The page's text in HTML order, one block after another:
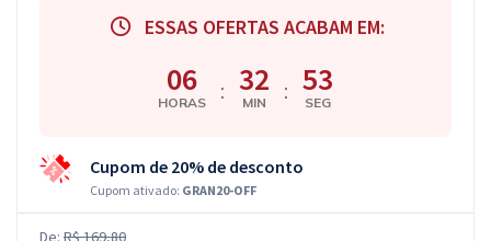
ESSAS OFERTAS ACABAM EM:
06
HORAS : 32
MIN : 52
SEG
Cupom de 20% de desconto
Cupom ativado: GRAN20-OFF
De: R$ 169,80